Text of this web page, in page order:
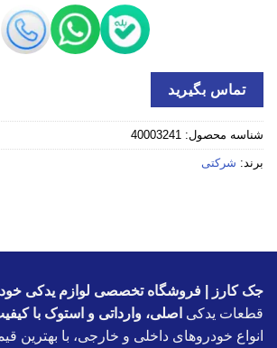
تماس بگیرید
شناسه محصول: 40003241
برند: شرکتی
جک کارز | فروشگاه تخصصی لوازم یدکی
قطعات یدکی اصلی، وارداتی و استوک با
انواع خودروهای داخلی و خارجی، با بهترین